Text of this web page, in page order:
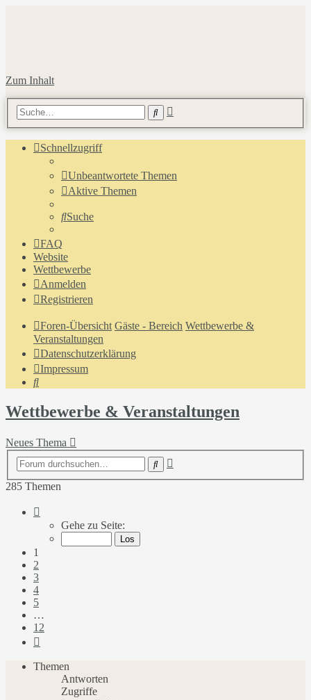
Zum Inhalt
Suche
Schnellzugriff
Unbeantwortete Themen
Aktive Themen
Suche
FAQ
Website
Wettbewerbe
Anmelden
Registrieren
Foren-Übersicht Gäste - Bereich Wettbewerbe &
Veranstaltungen
Datenschutzerklärung
Impressum
Suche
Wettbewerbe & Veranstaltungen
Neues Thema
Suche
285 Themen
von
Gehe zu Seite:
1
2
3
4
5
…
12
Themen
Antworten
Zugriffe